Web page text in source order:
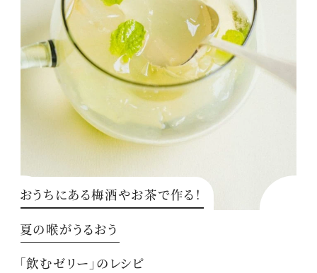
おうちにある梅酒やお茶で作る！
夏の喉がうるおう
「飲むゼリー」のレシピ